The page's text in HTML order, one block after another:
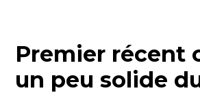
Premier récent
un peu solide